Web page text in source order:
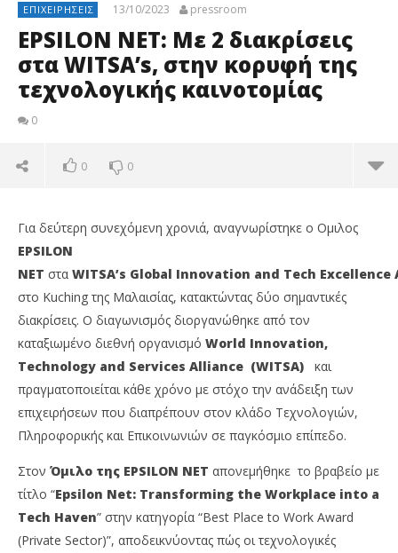
ΕΠΙΧΕΙΡΉΣΕΙΣ 13/10/2023 pressroom
EPSILON NET: Με 2 διακρίσεις
στα WITSA’s, στην κορυφή της
τεχνολογικής καινοτομίας
0
0 0
NOW VIEWING
EPSILON NET: Με 2 διακρίσεις στα WITSA’s, στην
κορυφή της τεχνολογικής καινοτομίας
pressroom
Για δεύτερη συνεχόμενη χρονιά, αναγνωρίστηκε ο Ομιλος
EPSILON
NET στα WITSA’s Global Innovation and Tech Excellence
στο Kuching της Μαλαισίας, κατακτώντας δύο σημαντικές
διακρίσεις. O διαγωνισμός διοργανώθηκε από τον
καταξιωμένο διεθνή οργανισμό World Innovation,
Technology and Services Alliance (WITSA) και
πραγματοποιείται κάθε χρόνο με στόχο την ανάδειξη των
επιχειρήσεων που διαπρέπουν στον κλάδο Τεχνολογιών,
Πληροφορικής και Επικοινωνιών σε παγκόσμιο επίπεδο.
Στον Όμιλο της EPSILON NET απονεμήθηκε το βραβείο με
τίτλο “Epsilon Net: Transforming the Workplace into a
Tech Haven” στην κατηγορία “Best Place to Work Award
(Private Sector)”, αποδεικνύοντας πώς οι τεχνολογικές